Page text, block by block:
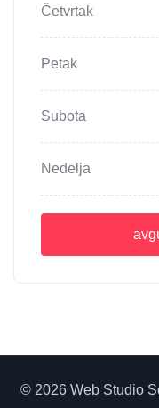
Četvrtak
Petak
Subota
Nedelja
© 2026 Web Studio